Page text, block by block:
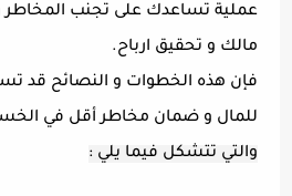
عملية تساعدك على تجنب
مالك و تحقيق ارباح.
فإن هذه الخطوات و النصائح قد
للمال و ضمان مخاطر أقل في
والتي تتشكل فيما يلي :